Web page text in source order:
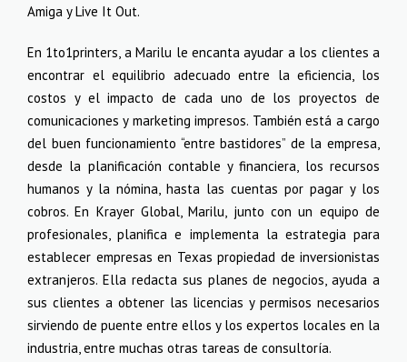
Amiga y Live It Out.
En 1to1printers, a Marilu le encanta ayudar a los clientes a
encontrar el equilibrio adecuado entre la eficiencia, los
costos y el impacto de cada uno de los proyectos de
comunicaciones y marketing impresos. También está a cargo
del buen funcionamiento “entre bastidores” de la empresa,
desde la planificación contable y financiera, los recursos
humanos y la nómina, hasta las cuentas por pagar y los
cobros. En Krayer Global, Marilu, junto con un equipo de
profesionales, planifica e implementa la estrategia para
establecer empresas en Texas propiedad de inversionistas
extranjeros. Ella redacta sus planes de negocios, ayuda a
sus clientes a obtener las licencias y permisos necesarios
sirviendo de puente entre ellos y los expertos locales en la
industria, entre muchas otras tareas de consultoría.